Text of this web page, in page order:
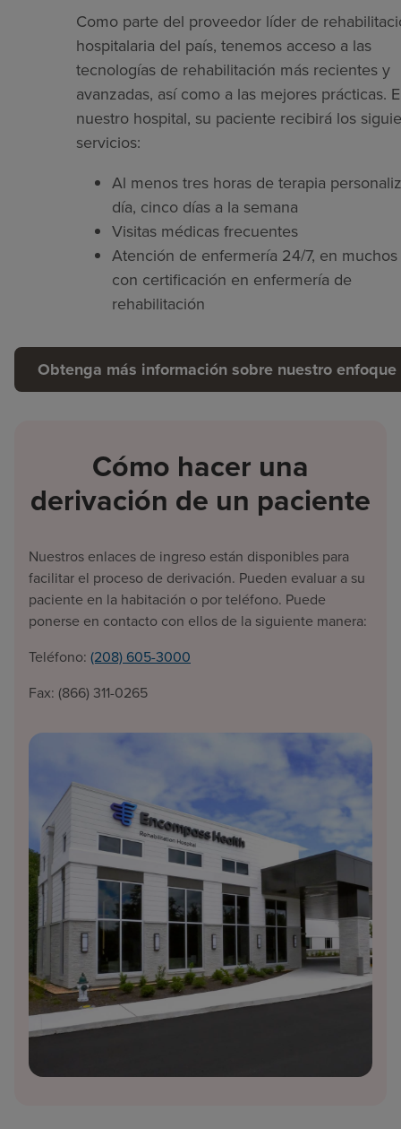
Como parte del proveedor líder de
hospitalaria del país, tenemos acceso a las
tecnologías de rehabilitación más recientes y
avanzadas, así como a las mejores prácticas.
nuestro hospital, su paciente recibirá los
servicios:
Al menos tres horas de terapia
día, cinco días a la semana
Visitas médicas frecuentes
Atención de enfermería 24/7, en muchos
con certificación en enfermería de
rehabilitación
Obtenga más información sobre nuestro
Cómo hacer una
derivación de un paciente
Nuestros enlaces de ingreso están disponibles para
facilitar el proceso de derivación. Pueden evaluar a su
paciente en la habitación o por teléfono. Puede
ponerse en contacto con ellos de la siguiente manera:
Teléfono: (208) 605-3000
Fax: (866) 311-0265